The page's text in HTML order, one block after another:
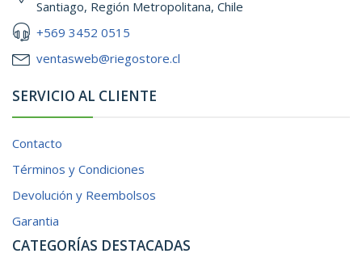
Santiago, Región Metropolitana, Chile
+569 3452 0515
ventasweb@riegostore.cl
SERVICIO AL CLIENTE
Contacto
Términos y Condiciones
Devolución y Reembolsos
Garantia
CATEGORÍAS DESTACADAS